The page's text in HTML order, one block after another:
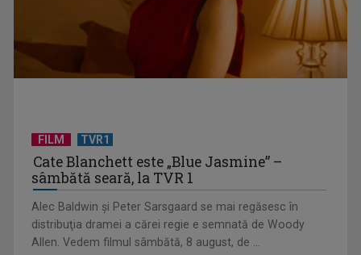
Primul Palme d'Or al lui Emir Kusturica este „Filmul de artă”
de duminică, ...
FILM TVR1
Cate Blanchett este „Blue Jasmine” –
sâmbătă seară, la TVR 1
Alec Baldwin şi Peter Sarsgaard se mai regăsesc în
distribuţia dramei a cărei regie e semnată de Woody
Allen. Vedem filmul sâmbătă, 8 august, de ...